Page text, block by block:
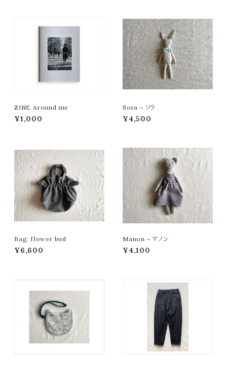
ZINE Around me
¥1,000
Sora ~ ソラ
¥4,500
Bag: flower bud
¥6,600
Manon ~ マノン
¥4,100